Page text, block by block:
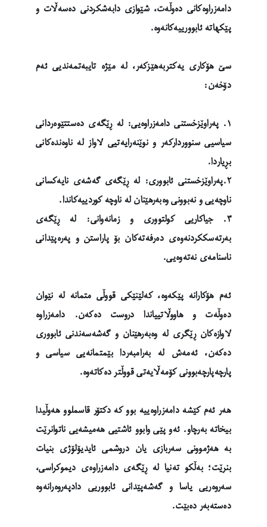
دامەزراوەکانی دەوڵەت، شێوازی دابەشکردنی دەسەڵات و
پێکهاتە ئابوورییەکانەوە.
سێ هۆکاری یەکتربەهێزکەر، لە مێژە تایبەتمەندیی ئەم
دۆخەن:
١. پەراوێزخستنی دامەزراوەیی: لە ڕێگەی دەستتێوەردانی
سیاسیی سنووردارکەر و نوێنەرایەتیی لاواز لە ناوەندەکانی
بڕیاردا.
٢.پەراوێزخستنی ئابووری: لە ڕێگەی گەشەی نایەکسانی
ناوچەیی و نەبوونی وەبەرهێنان لە ناوچە کوردییەکاندا.
٣. جیاکاریی کولتووری و زمانەوانی: لە ڕێگەی
بەرتەسککردنەوەی دەرفەتەکان بۆ پاراستن و پەرەپێدانی
ناسنامەی نەتەوەیی.
ئەم هۆکارانە پێکەوە، کەلێنێکی قووڵی متمانە لە نێوان
دەوڵەت و هاووڵاتییاندا دروست دەکەن. دامەزراوە
لاوازەکان ڕێگری لە وەبەرهێنان و گەشەسەندنی ئابووری
دەکەن، ئەمەش لە بەرامبەردا بێمتمانەیی سیاسی و
پارچەپارچەبوونی کۆمەڵایەتی قووڵتر دەکاتەوە.
هەر ئەم کێشە دامەزراوەییە بوو کە دکتۆر قاسملوو هەوڵیدا
بیخاتە بەرچاو. ئەو پێی وابوو ئاشتیی هەمیشەیی ناتوانرێت
بە هەژموونی سەربازی یان دروشمی ئایدیۆلۆژی بنیات
بنرێت؛ بەڵکو تەنیا لە ڕێگەی دامەزراوەی دیموکراسی،
سەروەریی یاسا و گەشەپێدانی ئابووریی دادپەروەرانەوە
دەستەبەر دەبێت.